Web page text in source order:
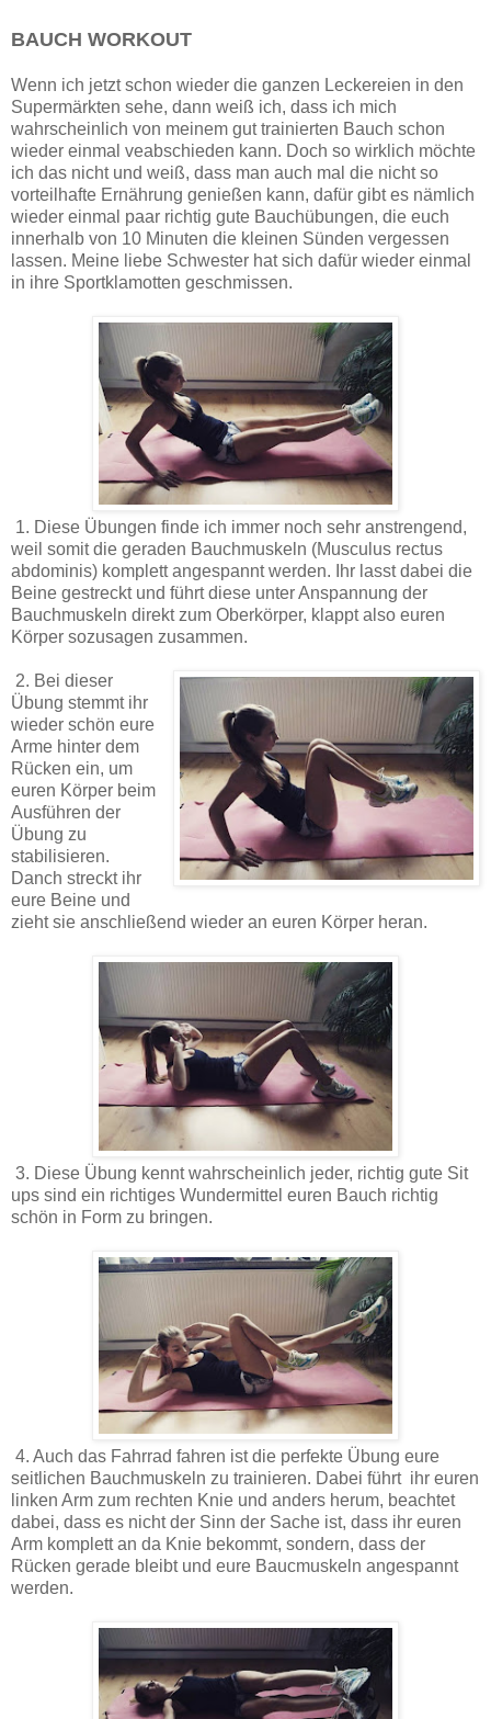
BAUCH WORKOUT
Wenn ich jetzt schon wieder die ganzen Leckereien in den
Supermärkten sehe, dann weiß ich, dass ich mich
wahrscheinlich von meinem gut trainierten Bauch schon
wieder einmal veabschieden kann. Doch so wirklich möchte
ich das nicht und weiß, dass man auch mal die nicht so
vorteilhafte Ernährung genießen kann, dafür gibt es nämlich
wieder einmal paar richtig gute Bauchübungen, die euch
innerhalb von 10 Minuten die kleinen Sünden vergessen
lassen. Meine liebe Schwester hat sich dafür wieder einmal
in ihre Sportklamotten geschmissen.
1. Diese Übungen finde ich immer noch sehr anstrengend,
weil somit die geraden Bauchmuskeln (Musculus rectus
abdominis) komplett angespannt werden. Ihr lasst dabei die
Beine gestreckt und führt diese unter Anspannung der
Bauchmuskeln direkt zum Oberkörper, klappt also euren
Körper sozusagen zusammen.
2. Bei dieser
Übung stemmt ihr
wieder schön eure
Arme hinter dem
Rücken ein, um
euren Körper beim
Ausführen der
Übung zu
stabilisieren.
Danch streckt ihr
eure Beine und
zieht sie anschließend wieder an euren Körper heran.
3. Diese Übung kennt wahrscheinlich jeder, richtig gute Sit
ups sind ein richtiges Wundermittel euren Bauch richtig
schön in Form zu bringen.
4. Auch das Fahrrad fahren ist die perfekte Übung eure
seitlichen Bauchmuskeln zu trainieren. Dabei führt ihr euren
linken Arm zum rechten Knie und anders herum, beachtet
dabei, dass es nicht der Sinn der Sache ist, dass ihr euren
Arm komplett an da Knie bekommt, sondern, dass der
Rücken gerade bleibt und eure Baucmuskeln angespannt
werden.